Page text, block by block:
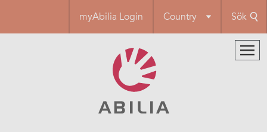
huvudinnehåll
myAbilia Login Country Sök